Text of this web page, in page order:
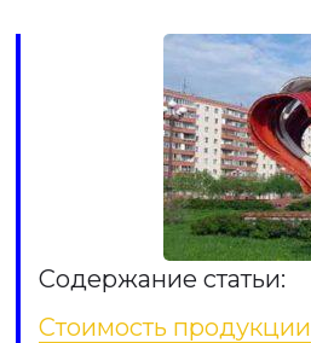
Содержание статьи:
Стоимость продукции